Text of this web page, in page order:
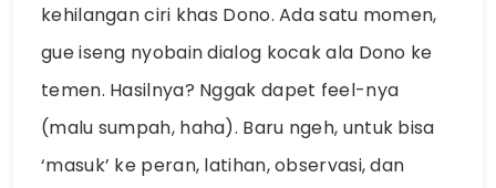
kehilangan ciri khas Dono. Ada satu momen,
gue iseng nyobain dialog kocak ala Dono ke
temen. Hasilnya? Nggak dapet feel-nya
(malu sumpah, haha). Baru ngeh, untuk bisa
‘masuk’ ke peran, latihan, observasi, dan